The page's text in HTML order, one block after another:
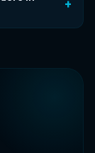
de
acoperă
+
de 4-6 ore